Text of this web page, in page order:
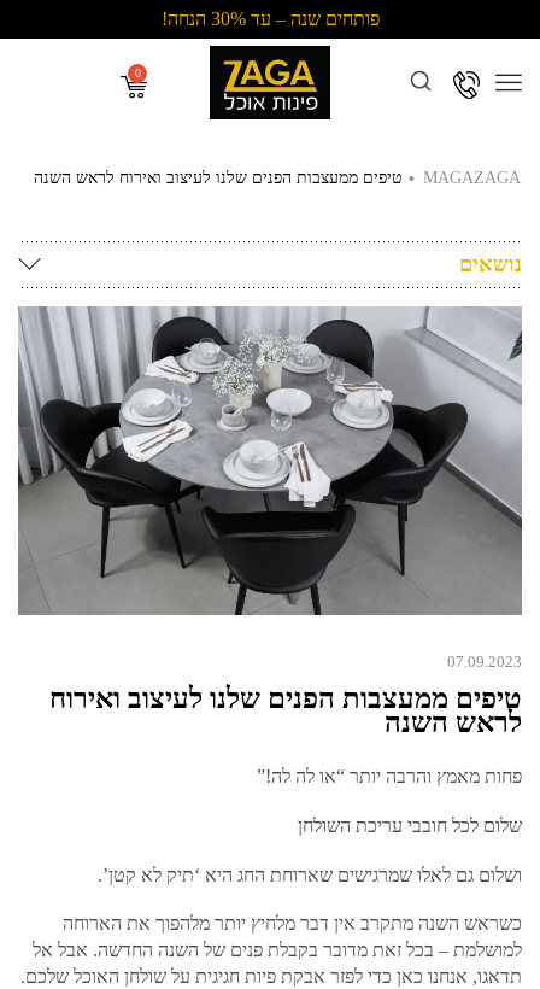
פותחים שנה – עד 30% הנחה!
Menu
MAGAZAGA
. טיפים ממעצבות הפנים שלנו לעיצוב ואירוח לראש השנה
נושאים
07.09.2023
טיפים ממעצבות הפנים שלנו לעיצוב ואירוח
לראש השנה
פחות מאמץ והרבה יותר “או לה לה!”
שלום לכל חובבי עריכת השולחן
ושלום גם לאלו שמרגישים שארוחת החג היא ‘תיק לא קטן’.
כשראש השנה מתקרב אין דבר מלחיץ יותר מלהפוך את הארוחה
למושלמת – בכל זאת מדובר בקבלת פנים של השנה החדשה. אבל אל
תדאגו, אנחנו כאן כדי לפזר אבקת פיות חגיגית על שולחן האוכל שלכם.